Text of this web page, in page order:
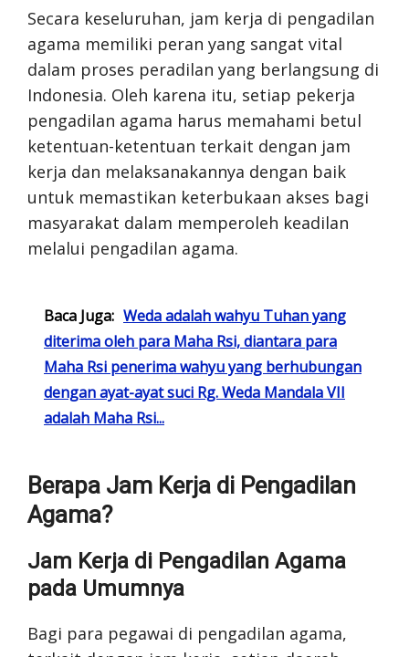
Secara keseluruhan, jam kerja di pengadilan
agama memiliki peran yang sangat vital
dalam proses peradilan yang berlangsung di
Indonesia. Oleh karena itu, setiap pekerja
pengadilan agama harus memahami betul
ketentuan-ketentuan terkait dengan jam
kerja dan melaksanakannya dengan baik
untuk memastikan keterbukaan akses bagi
masyarakat dalam memperoleh keadilan
melalui pengadilan agama.
Baca Juga: Weda adalah wahyu Tuhan yang
diterima oleh para Maha Rsi, diantara para
Maha Rsi penerima wahyu yang berhubungan
dengan ayat-ayat suci Rg. Weda Mandala VII
adalah Maha Rsi...
Berapa Jam Kerja di Pengadilan
Agama?
Jam Kerja di Pengadilan Agama
pada Umumnya
Bagi para pegawai di pengadilan agama,